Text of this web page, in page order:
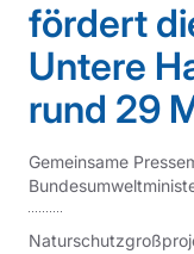
fördert
Untere
rund 29
Gemeinsame